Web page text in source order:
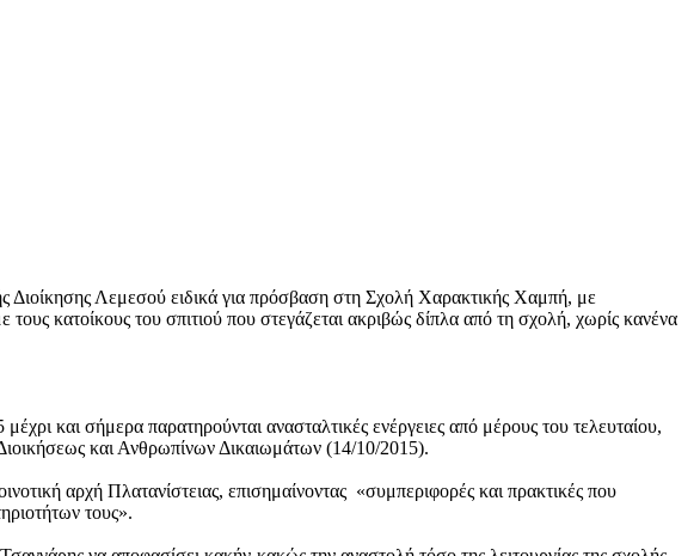
Διοίκησης Λεμεσού ειδικά για πρόσβαση στη Σχολή Χαρακτικής Χαμπή, με
κατοίκους του σπιτιού που στεγάζεται ακριβώς δίπλα από τη σχολή, χωρίς κανένα
και σήμερα παρατηρούνται ανασταλτικές ενέργειες από μέρους του τελευταίου,
και Ανθρωπίνων Δικαιωμάτων (14/10/2015).
αρχή Πλατανίστειας, επισημαίνοντας «συμπεριφορές και πρακτικές που
τους».